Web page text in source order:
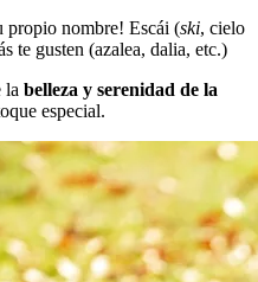
propio nombre! Escái (ski, cielo
te gusten (azalea, dalia, etc.)
la belleza y serenidad de la
especial.